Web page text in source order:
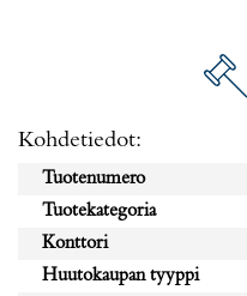
Kohdetiedot:
Tuotenumero
Tuotekategoria
Konttori
Huutokaupan tyyppi